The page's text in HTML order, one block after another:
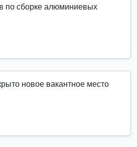
по сборке алюминиевых
новое вакантное место